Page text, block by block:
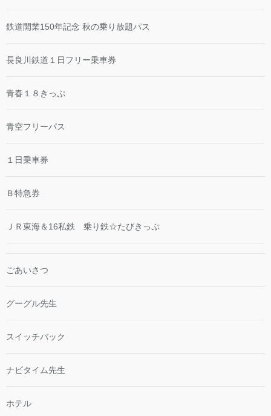
鉄道開業150年記念 秋の乗り放題パス
長良川鉄道１日フリー乗車券
青春１８きっぷ
青空フリーパス
１日乗車券
Ｂ特急券
ＪＲ東海＆16私鉄 乗り鉄☆たびきっぷ
ごあいさつ
グーグル先生
スイッチバック
ナビタイム先生
ホテル